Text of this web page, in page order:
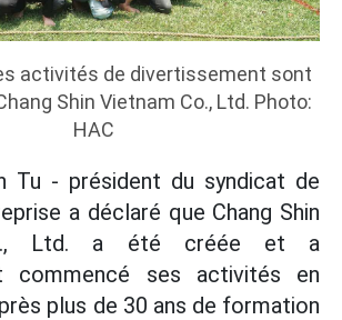
activités de divertissement sont
Shin Vietnam Co., Ltd. Photo:
HAC
Tu - président du syndicat de
a déclaré que Chang Shin
Ltd. a été créée et a
commencé ses activités en
plus de 30 ans de formation